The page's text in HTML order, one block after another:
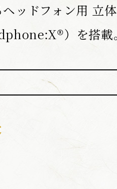
ッドフォン用 立
）を搭載